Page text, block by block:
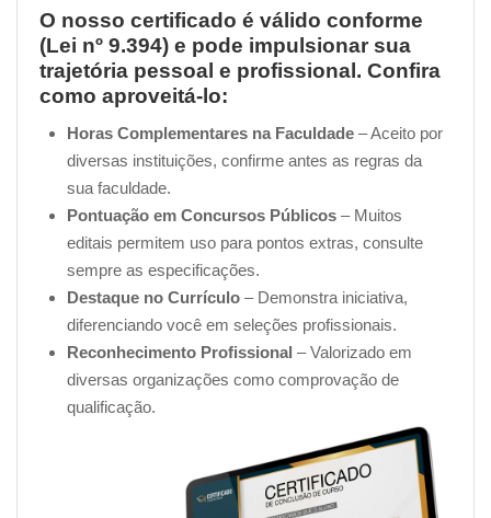
O nosso certificado é válido conforme
(Lei nº 9.394) e pode impulsionar sua
trajetória pessoal e profissional. Confira
como aproveitá-lo:
Horas Complementares na Faculdade – Aceito por
diversas instituições, confirme antes as regras da
sua faculdade.
Pontuação em Concursos Públicos – Muitos
editais permitem uso para pontos extras, consulte
sempre as especificações.
Destaque no Currículo – Demonstra iniciativa,
diferenciando você em seleções profissionais.
Reconhecimento Profissional – Valorizado em
diversas organizações como comprovação de
qualificação.